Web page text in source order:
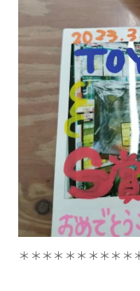
＊＊＊＊＊＊＊＊＊＊